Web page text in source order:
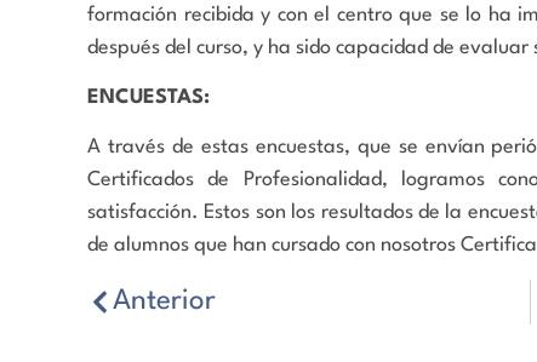
formación recibida y con el centro que se lo ha
después del curso, y ha sido capacidad de
ENCUESTAS:
A través de estas encuestas, que se envían
Certificados de Profesionalidad, logramos
satisfacción. Estos son los resultados de la
de alumnos que han cursado con nosotros
Anterior